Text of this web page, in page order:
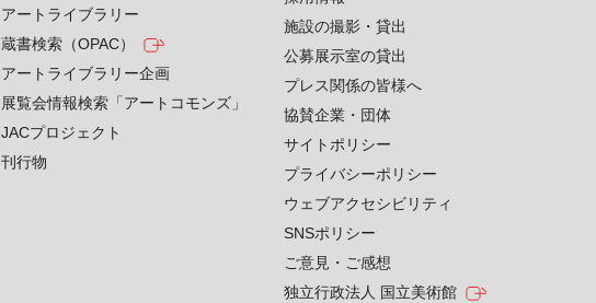
アートライブラリー
蔵書検索（OPAC）
アートライブラリー企画
展覧会情報検索「アートコモンズ」
JACプロジェクト
刊行物
施設の撮影・貸出
公募展示室の貸出
プレス関係の皆様へ
協賛企業・団体
サイトポリシー
プライバシーポリシー
ウェブアクセシビリティ
SNSポリシー
ご意見・ご感想
独立行政法人 国立美術館